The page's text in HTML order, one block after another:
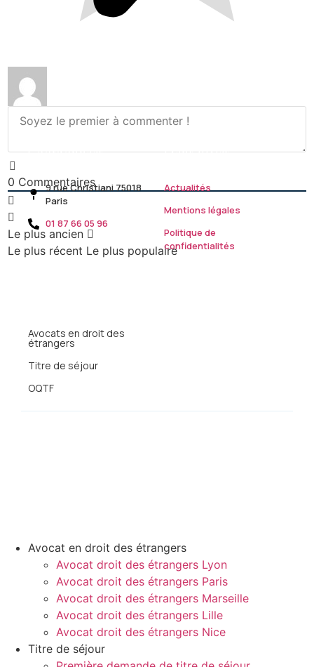
0 Commentaires
Le plus ancien
Le plus récent Le plus populaire
Coordonnées
9 rue Christiani 75018
Paris
01 87 66 05 96
Liens utiles
Actualités
Mentions légales
Politique de
confidentialités
Avocats en droit des
étrangers
Titre de séjour
OQTF
Avocat en droit des étrangers
Avocat droit des étrangers Lyon
Avocat droit des étrangers Paris
Avocat droit des étrangers Marseille
Avocat droit des étrangers Lille
Avocat droit des étrangers Nice
Titre de séjour